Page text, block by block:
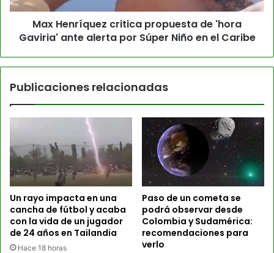
Max Henríquez critica propuesta de 'hora
Gaviria' ante alerta por Súper Niño en el Caribe
Publicaciones relacionadas
Un rayo impacta en una
cancha de fútbol y acaba
con la vida de un jugador
de 24 años en Tailandia
Hace 18 horas
Paso de un cometa se
podrá observar desde
Colombia y Sudamérica:
recomendaciones para
verlo